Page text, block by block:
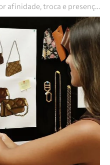
afinidade, troca e presenç…